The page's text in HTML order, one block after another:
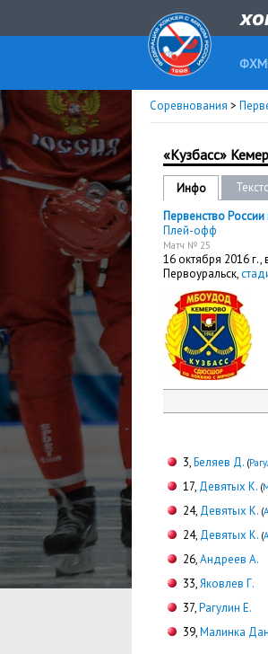
Соревнования >
«Кузбасс»
Инфо
Первенство
Плей-офф
Матч № 25
16 октября 2016 г.,
Первоуральск,
3,Беляев Д. (
17, Девятых К. (
24, Девятых К. (
24, Девятых К. (
26,Андреев А.
33,Яковлев Г.
37,Рагулин Е.
39,Малинка